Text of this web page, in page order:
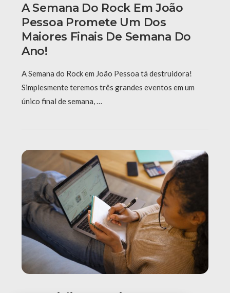
A Semana Do Rock Em João
Pessoa Promete Um Dos
Maiores Finais De Semana Do
Ano!
A Semana do Rock em João Pessoa tá destruidora!
Simplesmente teremos três grandes eventos em um
único final de semana, …